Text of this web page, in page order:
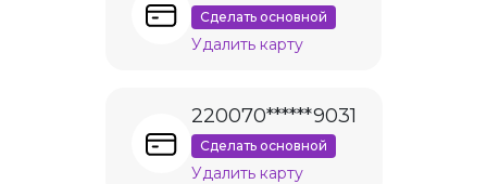
Сделать основной
Удалить карту
220070******9031
Сделать основной
Удалить карту